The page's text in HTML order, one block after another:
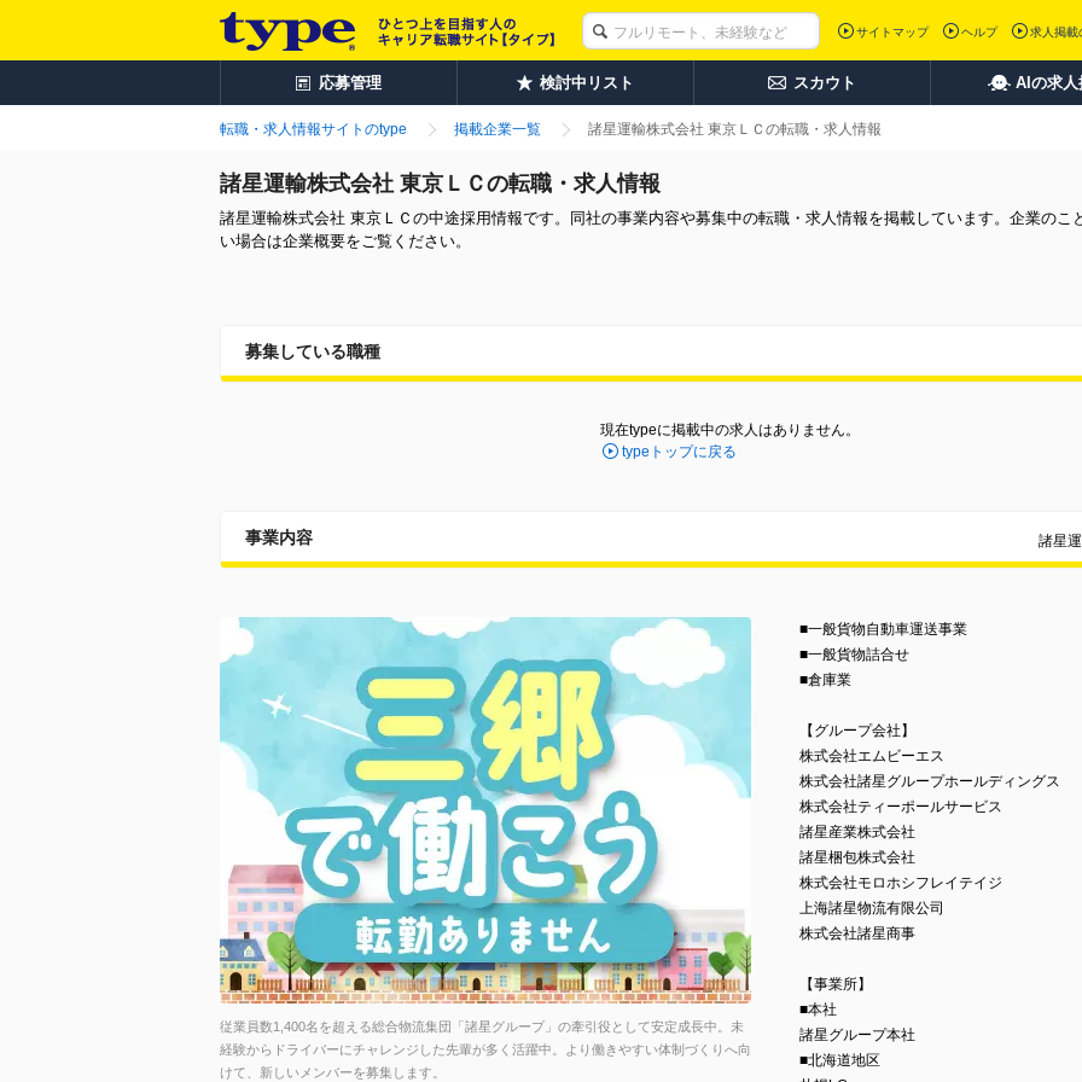
サイトマップ ヘルプ 求人掲載
応募管理 検討中リスト スカウト AIの求人
転職・求人情報サイトのtype 掲載企業一覧 諸星運輸株式会社 東京ＬＣの転職・求人情報
諸星運輸株式会社 東京ＬＣの転職・求人情報
諸星運輸株式会社 東京ＬＣの中途採用情報です。同社の事業内容や募集中の転職・求人情報を掲載しています。企業のこ
い場合は企業概要をご覧ください。
募集している職種
現在typeに掲載中の求人はありません。
typeトップに戻る
事業内容 諸星
従業員数1,400名を超える総合物流集団「諸星グループ」の牽引役として安定成長中。未
経験からドライバーにチャレンジした先輩が多く活躍中。より働きやすい体制づくりへ向
けて、新しいメンバーを募集します。
■一般貨物自動車運送事業
■一般貨物詰合せ
■倉庫業
【グループ会社】
株式会社エムビーエス
株式会社諸星グループホールディングス
株式会社ティーポールサービス
諸星産業株式会社
諸星梱包株式会社
株式会社モロホシフレイテイジ
上海諸星物流有限公司
株式会社諸星商事
【事業所】
■本社
諸星グループ本社
■北海道地区